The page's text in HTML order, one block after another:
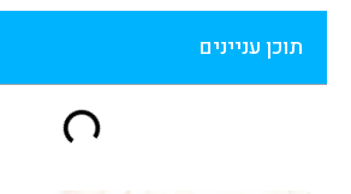
תוכן עניינים